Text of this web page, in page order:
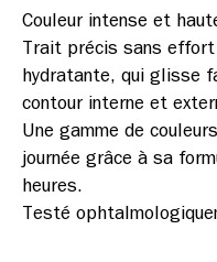
Couleur intense et
Trait précis sans
hydratante, qui glisse
contour interne et
Une gamme de
journée grâce à sa
heures.
Testé